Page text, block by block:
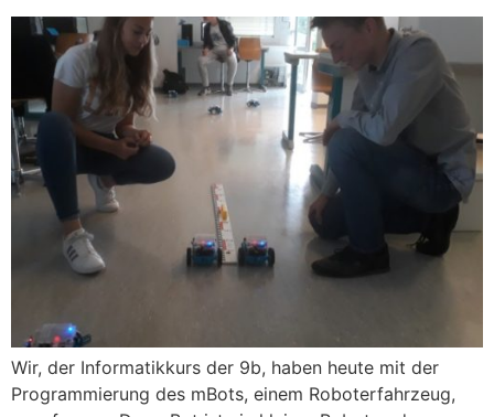
Wir, der Informatikkurs der 9b, haben heute mit der
Programmierung des mBots, einem Roboterfahrzeug,